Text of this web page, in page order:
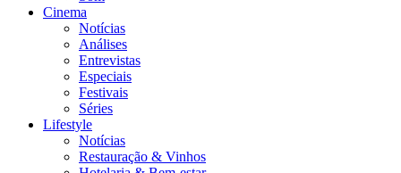
Cinema
Notícias
Análises
Entrevistas
Especiais
Festivais
Séries
Lifestyle
Notícias
Restauração & Vinhos